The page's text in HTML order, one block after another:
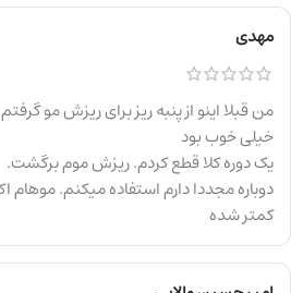
مهدی
من قبلا اینو از پنبه ریز برای ریزش مو
خیلی خوب بود
یک دوره کلا قطع کردم. ریزش موم برگشت.
دوباره مجددا دارم استفاده میکنم.
کمتر شده